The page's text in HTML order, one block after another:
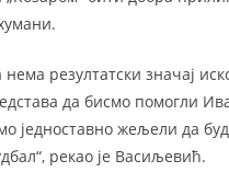
нема резултатски значај
да бисмо помогли
једноставно жељели да
рекао је Васиљевић.